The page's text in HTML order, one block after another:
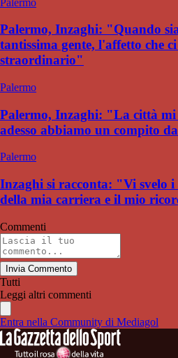
Palermo, Inzaghi: "Quando
tantissima gente, l'affetto che
straordinario"
Palermo
Palermo, Inzaghi: "La città mi
adesso abbiamo un compito
Palermo
Inzaghi si racconta: "Vi svelo
della mia carriera e il mio
Commenti
Invia Commento
Tutti
Leggi altri commenti
Entra nella Community di Mediagol